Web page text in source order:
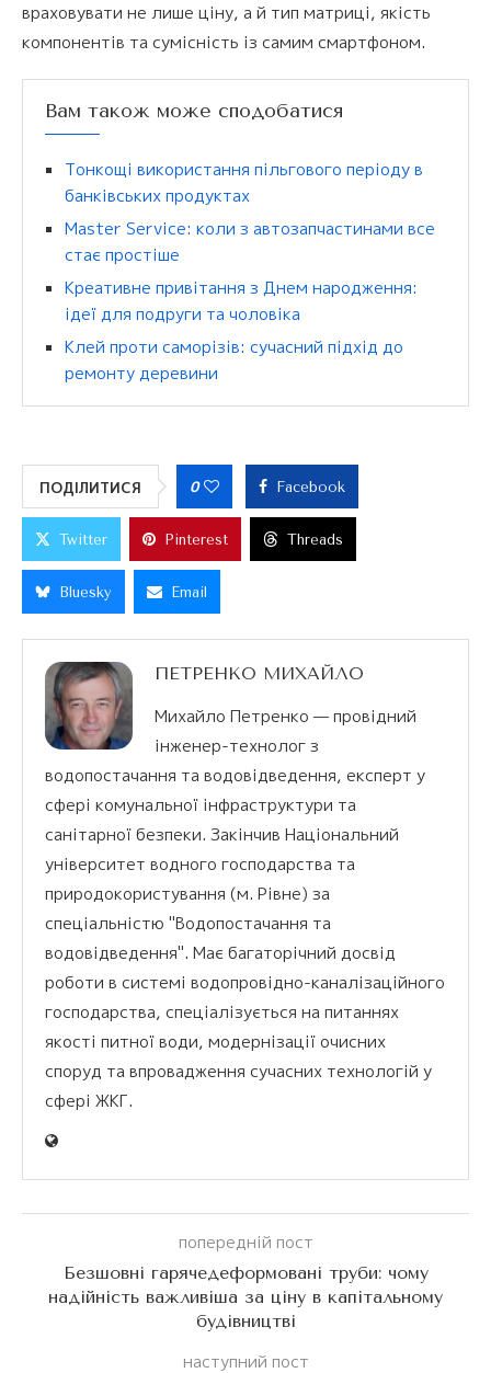
враховувати не лише ціну, а й тип матриці, якість
компонентів та сумісність із самим смартфоном.
Вам також може сподобатися
Тонкощі використання пільгового періоду в
банківських продуктах
Master Service: коли з автозапчастинами все
стає простіше
Креативне привітання з Днем народження:
ідеї для подруги та чоловіка
Клей проти саморізів: сучасний підхід до
ремонту деревини
ПОДІЛИТИСЯ 0 Facebook
Twitter Pinterest Threads
Bluesky Email
ПЕТРЕНКО МИХАЙЛО
Михайло Петренко — провідний
інженер-технолог з
водопостачання та водовідведення, експерт у
сфері комунальної інфраструктури та
санітарної безпеки. Закінчив Національний
університет водного господарства та
природокористування (м. Рівне) за
спеціальністю "Водопостачання та
водовідведення". Має багаторічний досвід
роботи в системі водопровідно-каналізаційного
господарства, спеціалізується на питаннях
якості питної води, модернізації очисних
споруд та впровадження сучасних технологій у
сфері ЖКГ.
попередній пост
Безшовні гарячедеформовані труби: чому
надійність важливіша за ціну в капітальному
будівництві
наступний пост